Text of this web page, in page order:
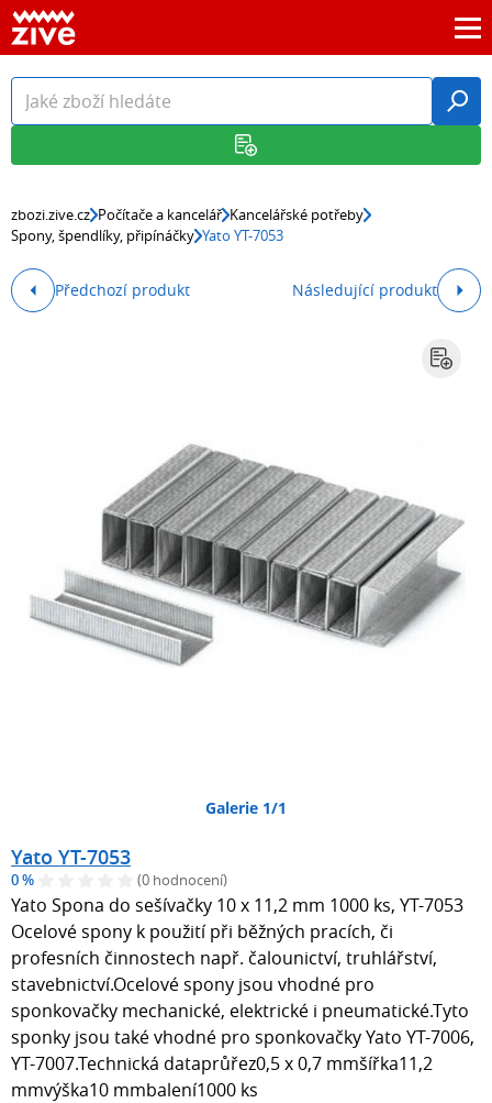
zbozi.zive.cz Počítače a kancelář Kancelářské potřeby
Spony, špendlíky, připínáčky Yato YT-7053
Předchozí produkt Následující produkt
Galerie 1/1
Yato YT-7053
0 % (0 hodnocení)
Yato Spona do sešívačky 10 x 11,2 mm 1000 ks, YT-7053
Ocelové spony k použití při běžných pracích, či
profesních činnostech např. čalounictví, truhlářství,
stavebnictví.Ocelové spony jsou vhodné pro
sponkovačky mechanické, elektrické i pneumatické.Tyto
sponky jsou také vhodné pro sponkovačky Yato YT-7006,
YT-7007.Technická dataprůřez0,5 x 0,7 mmšířka11,2
mmvýška10 mmbalení1000 ks